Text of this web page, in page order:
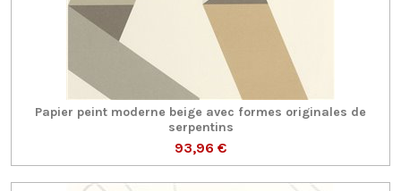
Papier peint moderne beige avec formes originales de
serpentins
93,96 €